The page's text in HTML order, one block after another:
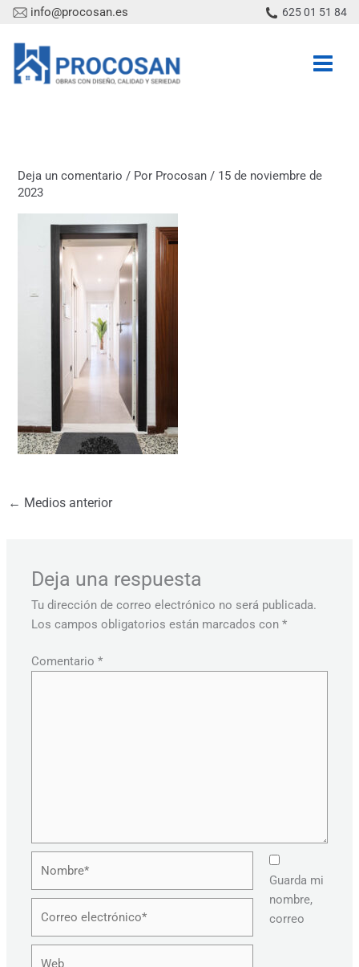
contenido
info@procosan.es 625 01 51 84
Deja un comentario / Por Procosan/ 15 de noviembre de
2023
← Medios anterior
Deja una respuesta
Tu dirección de correo electrónico no será publicada.
Los campos obligatorios están marcados con*
Comentario*
Guarda mi
nombre,
correo